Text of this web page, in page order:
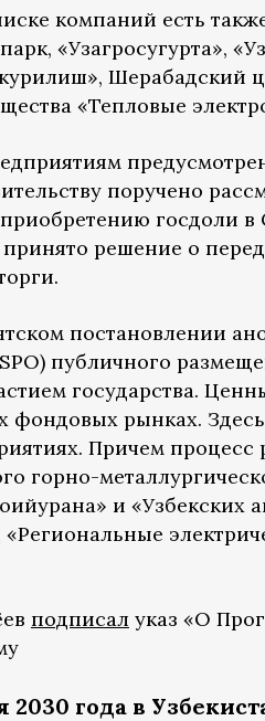
компаний есть
«Узагросугурта»,
Шерабадский
«Тепловые
поручено
госдоли
принято решение о
постановлении
публичного
государства.
рынках. Здесь
Причем процесс
горно-
и
«Региональные
подписал указ «О
2030 года в